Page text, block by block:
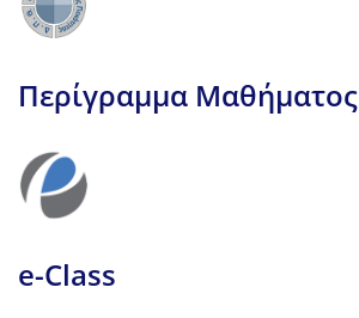
Περίγραμμα Μαθήματος
e-Class